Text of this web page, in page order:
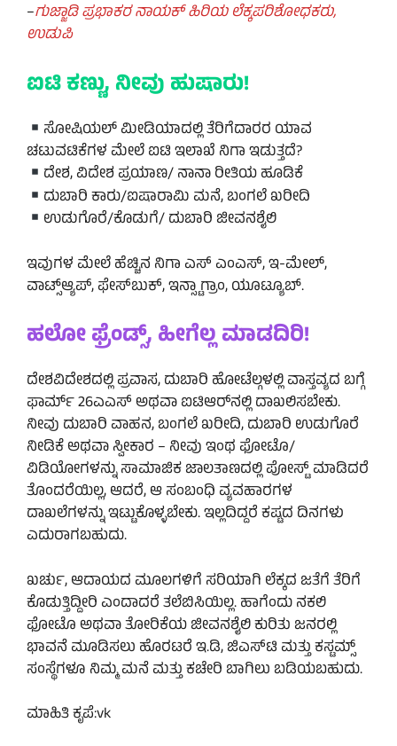
–ಗುಜ್ಜಾಡಿ ಪ್ರಭಾಕರ ನಾಯಕ್ ಹಿರಿಯ ಲೆಕ್ಕಪರಿಶೋಧಕರು,
ಉಡುಪಿ
ಐಟಿ ಕಣ್ಣು, ನೀವು ಹುಷಾರು!
ಸೋಷಿಯಲ್ ಮೀಡಿಯಾದಲ್ಲಿ ತೆರಿಗೆದಾರರ ಯಾವ
ಚಟುವಟಿಕೆಗಳ ಮೇಲೆ ಐಟಿ ಇಲಾಖೆ ನಿಗಾ ಇಡುತ್ತದೆ?
ದೇಶ, ವಿದೇಶ ಪ್ರಯಾಣ/ ನಾನಾ ರೀತಿಯ ಹೂಡಿಕೆ
ದುಬಾರಿ ಕಾರು/ಐಷಾರಾಮಿ ಮನೆ, ಬಂಗಲೆ ಖರೀದಿ
ಉಡುಗೊರೆ/ಕೊಡುಗೆ/ ದುಬಾರಿ ಜೀವನಶೈಲಿ
ಇವುಗಳ ಮೇಲೆ ಹೆಚ್ಚಿನ ನಿಗಾ ಎಸ್ ಎಂಎಸ್, ಇ-ಮೇಲ್,
ವಾಟ್ಸ್‌ಆ್ಯಪ್, ಫೇಸ್‌ಬುಕ್, ಇನ್ಸ್ಟಾಗ್ರಾಂ, ಯೂಟ್ಯೂಬ್.
ಹಲೋ ಫ್ರೆಂಡ್ಸ್, ಹೀಗೆಲ್ಲ ಮಾಡದಿರಿ!
ದೇಶವಿದೇಶದಲ್ಲಿ ಪ್ರವಾಸ, ದುಬಾರಿ ಹೋಟೆಲ್ಗಳಲ್ಲಿ ವಾಸ್ತವ್ಯದ ಬಗ್ಗೆ
ಫಾರ್ಮ್ 26ಎಎಸ್ ಅಥವಾ ಐಟಿಆರ್‌ನಲ್ಲಿ ದಾಖಲಿಸಬೇಕು.
ನೀವು ದುಬಾರಿ ವಾಹನ, ಬಂಗಲೆ ಖರೀದಿ, ದುಬಾರಿ ಉಡುಗೊರೆ
ನೀಡಿಕೆ ಅಥವಾ ಸ್ವೀಕಾರ – ನೀವು ಇಂಥ ಫೋಟೊ/
ವಿಡಿಯೋಗಳನ್ನು ಸಾಮಾಜಿಕ ಜಾಲತಾಣದಲ್ಲಿ ಪೋಸ್ಟ್ ಮಾಡಿದರೆ
ತೊಂದರೆಯಿಲ್ಲ, ಆದರೆ, ಆ ಸಂಬಂಧಿ ವ್ಯವಹಾರಗಳ
ದಾಖಲೆಗಳನ್ನು ಇಟ್ಟುಕೊಳ್ಳಬೇಕು. ಇಲ್ಲದಿದ್ದರೆ ಕಷ್ಟದ ದಿನಗಳು
ಎದುರಾಗಬಹುದು.
ಖರ್ಚು, ಆದಾಯದ ಮೂಲಗಳಿಗೆ ಸರಿಯಾಗಿ ಲೆಕ್ಕದ ಜತೆಗೆ ತೆರಿಗೆ
ಕೊಡುತ್ತಿದ್ದೀರಿ ಎಂದಾದರೆ ತಲೆಬಿಸಿಯಿಲ್ಲ. ಹಾಗೆಂದು ನಕಲಿ
ಫೋಟೊ ಅಥವಾ ತೋರಿಕೆಯ ಜೀವನಶೈಲಿ ಕುರಿತು ಜನರಲ್ಲಿ
ಭಾವನೆ ಮೂಡಿಸಲು ಹೊರಟರೆ ಇ.ಡಿ, ಜಿಎಸ್‌ಟಿ ಮತ್ತು ಕಸ್ಟಮ್ಸ್
ಸಂಸ್ಥೆಗಳೂ ನಿಮ್ಮ ಮನೆ ಮತ್ತು ಕಚೇರಿ ಬಾಗಿಲು ಬಡಿಯಬಹುದು.
ಮಾಹಿತಿ ಕೃಪೆ:vk